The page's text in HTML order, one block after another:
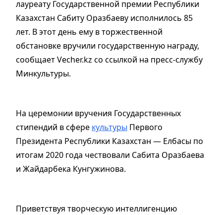
лауреату Государственной премии Республики
Казахстан Сабиту Оразбаеву исполнилось 85
лет. В этот день ему в торжественной
обстановке вручили государственную награду,
сообщает Vecher.kz cо ссылкой на пресс-службу
Минкультуры.
На церемонии вручения Государственных
стипендий в сфере культуры Первого
Президента Республики Казахстан — Елбасы по
итогам 2020 года чествовали Сабита Оразбаева
и Жайдарбека Кунгужинова.
Приветствуя творческую интеллигенцию